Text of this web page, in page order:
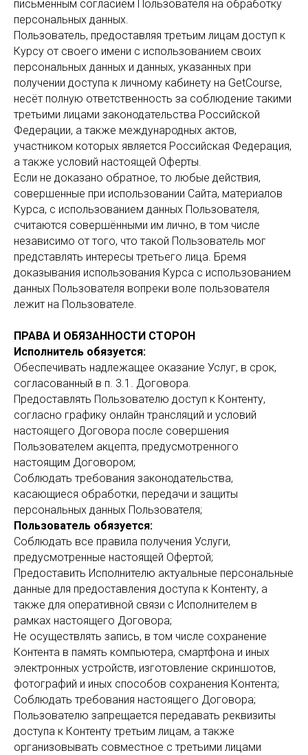
письменным согласием Пользователя на обработку
персональных данных.
Пользователь, предоставляя третьим лицам доступ к
Курсу от своего имени с использованием своих
персональных данных и данных, указанных при
получении доступа к личному кабинету на GetCourse,
несёт полную ответственность за соблюдение такими
третьими лицами законодательства Российской
Федерации, а также международных актов,
участником которых является Российская Федерация,
а также условий настоящей Оферты.
Если не доказано обратное, то любые действия,
совершенные при использовании Сайта, материалов
Курса, с использованием данных Пользователя,
считаются совершёнными им лично, в том числе
независимо от того, что такой Пользователь мог
представлять интересы третьего лица. Бремя
доказывания использования Курса с использованием
данных Пользователя вопреки воле пользователя
лежит на Пользователе.
ПРАВА И ОБЯЗАННОСТИ СТОРОН
Исполнитель обязуется:
Обеспечивать надлежащее оказание Услуг, в срок,
согласованный в п. 3.1. Договора.
Предоставлять Пользователю доступ к Контенту,
согласно графику онлайн трансляций и условий
настоящего Договора после совершения
Пользователем акцепта, предусмотренного
настоящим Договором;
Соблюдать требования законодательства,
касающиеся обработки, передачи и защиты
персональных данных Пользователя;
Пользователь обязуется:
Соблюдать все правила получения Услуги,
предусмотренные настоящей Офертой;
Предоставить Исполнителю актуальные персональные
данные для предоставления доступа к Контенту, а
также для оперативной связи с Исполнителем в
рамках настоящего Договора;
Не осуществлять запись, в том числе сохранение
Контента в память компьютера, смартфона и иных
электронных устройств, изготовление скриншотов,
фотографий и иных способов сохранения Контента;
Соблюдать требования настоящего Договора;
Пользователю запрещается передавать реквизиты
доступа к Контенту третьим лицам, а также
организовывать совместное с третьими лицами